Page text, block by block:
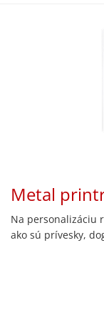
Metal
Na personalizáciu
ako sú prívesky,